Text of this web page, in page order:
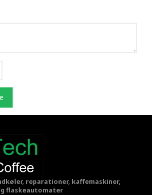
reparationer, kaffemaskiner,
flaskeautomater